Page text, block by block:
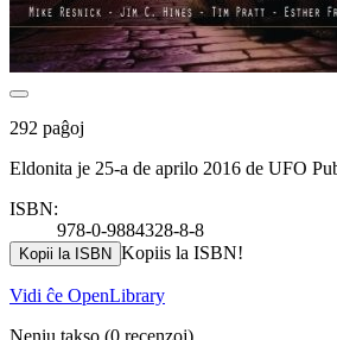
292 paĝoj
Eldonita je 25-a de aprilo 2016 de UFO
ISBN:
978-0-9884328-8-8
Kopii la ISBN Kopiis la ISBN!
Vidi ĉe OpenLibrary
Neniu takso (0 recenzoj)